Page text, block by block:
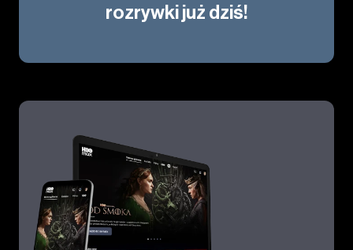
rozrywki już dziś!